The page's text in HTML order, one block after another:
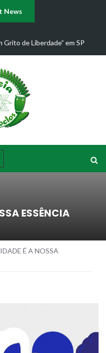
News
de Liberdade” em SP
ESSÊNCIA
É A NOSSA